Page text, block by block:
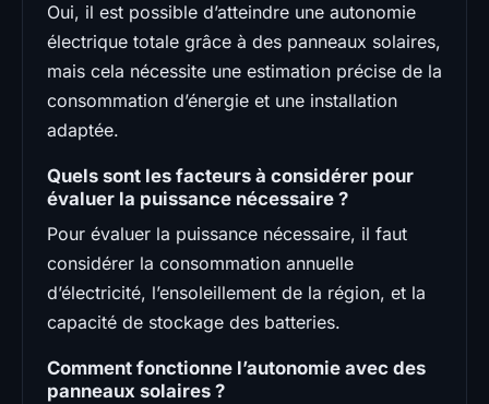
Oui, il est possible d’atteindre une autonomie
électrique totale grâce à des panneaux solaires,
mais cela nécessite une estimation précise de la
consommation d’énergie et une installation
adaptée.
Quels sont les facteurs à considérer pour
évaluer la puissance nécessaire ?
Pour évaluer la puissance nécessaire, il faut
considérer la consommation annuelle
d’électricité, l’ensoleillement de la région, et la
capacité de stockage des batteries.
Comment fonctionne l’autonomie avec des
panneaux solaires ?